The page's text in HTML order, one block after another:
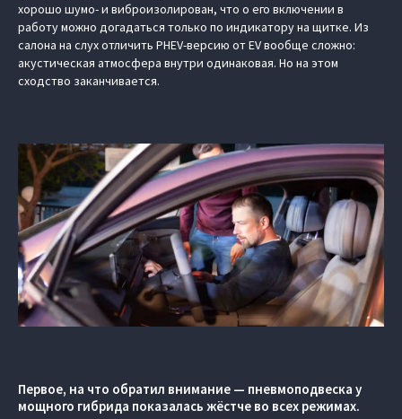
хорошо шумо- и виброизолирован, что о его включении в
работу можно догадаться только по индикатору на щитке. Из
салона на слух отличить PHEV-версию от EV вообще сложно:
акустическая атмосфера внутри одинаковая. Но на этом
сходство заканчивается.
Первое, на что обратил внимание — пневмоподвеска у
мощного гибрида показалась жёстче во всех режимах.